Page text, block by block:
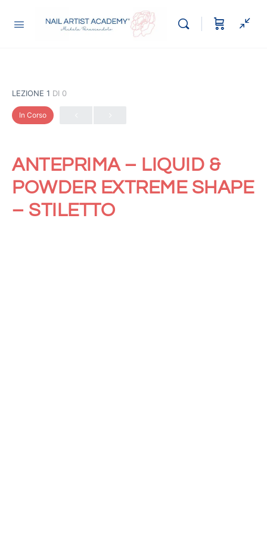
LEZIONE 1 DI 0
In Corso
ANTEPRIMA – LIQUID &
POWDER EXTREME SHAPE
– STILETTO